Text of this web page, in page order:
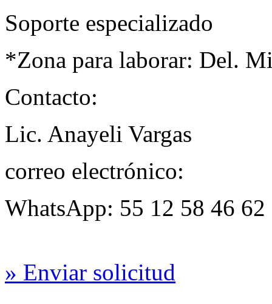
Soporte especializado
*Zona para laborar: Del.
Contacto:
Lic. Anayeli Vargas
correo electrónico:
WhatsApp: 55 12 58 46 62
» Enviar solicitud